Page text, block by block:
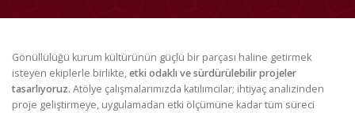
Gönüllülüğü kurum kültürünün güçlü bir parçası haline getirmek
isteyen ekiplerle birlikte,etki odaklı ve sürdürülebilir projeler
tasarlıyoruz. Atölye çalışmalarımızda katılımcılar; ihtiyaç analizinden
proje geliştirmeye, uygulamadan etki ölçümüne kadar tüm süreci